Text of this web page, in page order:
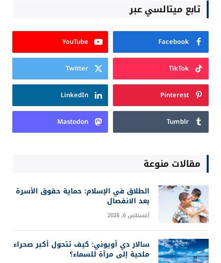
تابع ميتالسي عبر
Facebook
YouTube
TikTok
Twitter
Pinterest
LinkedIn
Tumblr
Mastodon
مقالات منوعة
الطلاق في الإسلام: حماية حقوق الأسرة
بعد الانفصال
أغسطس 6, 2026
سالار دي أويوني: كيف تتحول أكبر صحراء
ملحية إلى مرآة للسماء؟